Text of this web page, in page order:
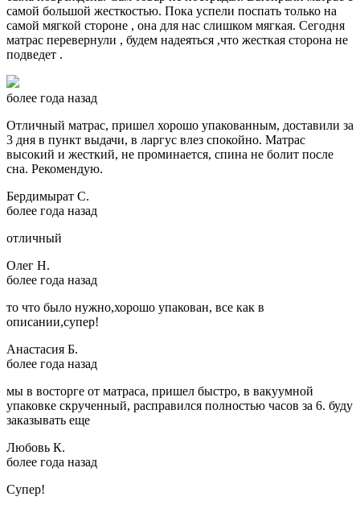
самой большой жесткостью. Пока успели поспать только на
самой мягкой стороне , она для нас слишком мягкая. Сегодня
матрас перевернули , будем надеяться ,что жесткая сторона не
подведет .
более года назад
Отличный матрас, пришел хорошо упакованным, доставили за
3 дня в пункт выдачи, в ларгус влез спокойно. Матрас
высокий и жесткий, не проминается, спина не болит после
сна. Рекомендую.
Бердимырат С.
более года назад
отличный
Олег Н.
более года назад
то что было нужно,хорошо упакован, все как в
описании,супер!
Анастасия Б.
более года назад
мы в восторге от матраса, пришел быстро, в вакуумной
упаковке скрученный, расправился полностью часов за 6. буду
заказывать еще
Любовь К.
более года назад
Супер!